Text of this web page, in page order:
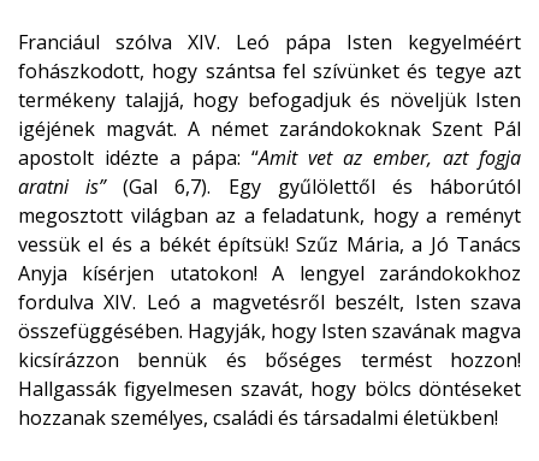
Franciául szólva XIV. Leó pápa Isten kegyelméért
fohászkodott, hogy szántsa fel szívünket és tegye azt
termékeny talajjá, hogy befogadjuk és növeljük Isten
igéjének magvát. A német zarándokoknak Szent Pál
apostolt idézte a pápa: “Amit vet az ember, azt fogja
aratni is”(Gal 6,7). Egy gyűlölettől és háborútól
megosztott világban az a feladatunk, hogy a reményt
vessük el és a békét építsük! Szűz Mária, a Jó Tanács
Anyja kísérjen utatokon! A lengyel zarándokokhoz
fordulva XIV. Leó a magvetésről beszélt, Isten szava
összefüggésében. Hagyják, hogy Isten szavának magva
kicsírázzon bennük és bőséges termést hozzon!
Hallgassák figyelmesen szavát, hogy bölcs döntéseket
hozzanak személyes, családi és társadalmi életükben!